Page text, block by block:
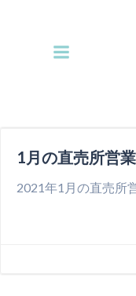
1月の直売所営
2021年1月の直売所